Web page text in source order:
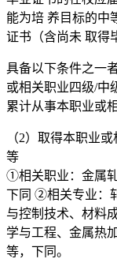
能为培 养目标的中
证书（含尚未 取得
具备以下条件之一
或相关职业四级/中
累计从事本职业或
（2）取得本职业
等
①相关职业：金属
下同 ②相关专业：
与控制技术、材料
学与工程、金属热
等，下同。